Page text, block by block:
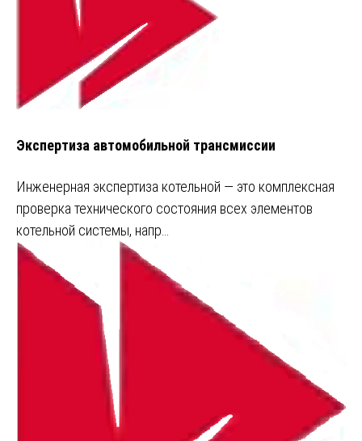
Экспертиза автомобильной трансмиссии
Инженерная экспертиза котельной — это комплексная
проверка технического состояния всех элементов
котельной системы, напр…